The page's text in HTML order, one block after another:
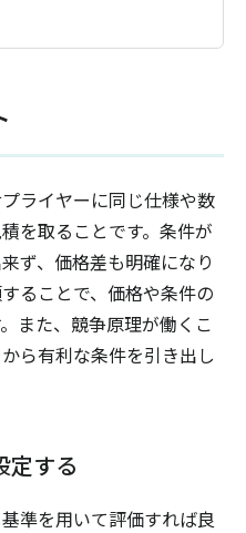
ライヤーに同じ仕様や数
を取ることです。条件が
ず、価格差も明確になり
ることで、価格や条件の
また、競争原理が働くこ
ら有利な条件を引き出し
定する
準を用いて評価すれば良